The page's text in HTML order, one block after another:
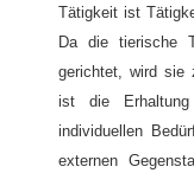
Tätigkeit ist
Da die tierische
gerichtet, wird sie
ist die
individuellen
externen